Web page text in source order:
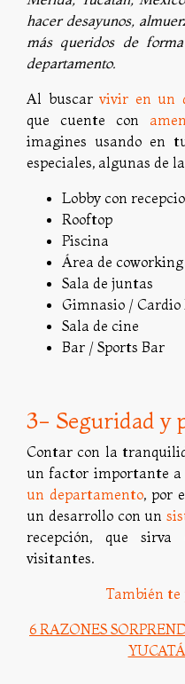
hacer desayunos,
más queridos de
departamento.
Al buscarvivir en un
que cuente con
imagines usando en
especiales, algunas de
Lobby con
Rooftop
Piscina
Área de coworking
Sala de juntas
Gimnasio / Cardio
Sala de cine
Bar / Sports Bar
3- Seguridad y
Contar con la
un factor importante a
un departamento, por
un desarrollo con un
recepción, que
visitantes.
También te
6 RAZONES